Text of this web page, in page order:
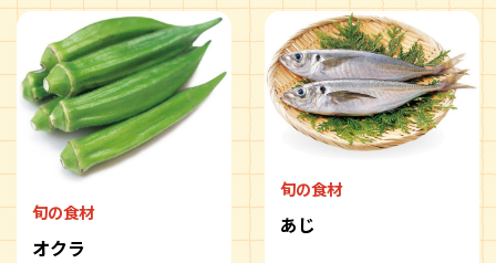
旬の食材
オクラ
旬の食材
あじ